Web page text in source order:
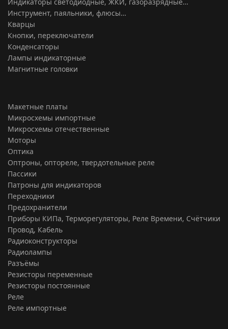
Инструмент, паяльники, флюсы…
Кварцы
Кнопки, переключатели
Конденсаторы
Лампы индикаторные
Магнитные головки
Макетные платы
Микросхемы импортные
Микросхемы отечественные
Моторы
Оптика
Оптроны, оптореле, твердотельные реле
Пассики
Патроны для индикаторов
Переходники
Предохранители
Приборы КИПа, Терморегуляторы, Реле Времени, Счётчики
Провод, Кабель
Радиоконструкторы
Радиолампы
Разъёмы
Резисторы переменные
Резисторы постоянные
Реле
Реле импортные